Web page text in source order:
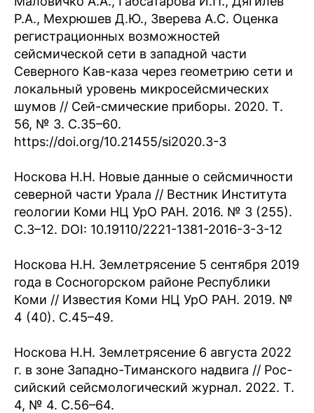
Р.А., Мехрюшев Д.Ю., Зверева А.С. Оценка
регистрационных возможностей
сейсмической сети в западной части
Северного Кав-каза через геометрию сети и
локальный уровень микросейсмических
шумов // Сей-смические приборы. 2020. Т.
56, № 3. C.35–60.
https://doi.org/10.21455/si2020.3-3
Носкова Н.Н. Новые данные о сейсмичности
северной части Урала // Вестник Института
геологии Коми НЦ УрО РАН. 2016. № 3 (255).
С.3–12. DOI: 10.19110/2221-1381-2016-3-3-12
Носкова Н.Н. Землетрясение 5 сентября 2019
года в Сосногорском районе Республики
Коми // Известия Коми НЦ УрО РАН. 2019. №
4 (40). С.45–49.
Носкова Н.Н. Землетрясение 6 августа 2022
г. в зоне Западно-Тиманского надвига // Рос-
сийский сейсмологический журнал. 2022. Т.
4, № 4. C.56–64.